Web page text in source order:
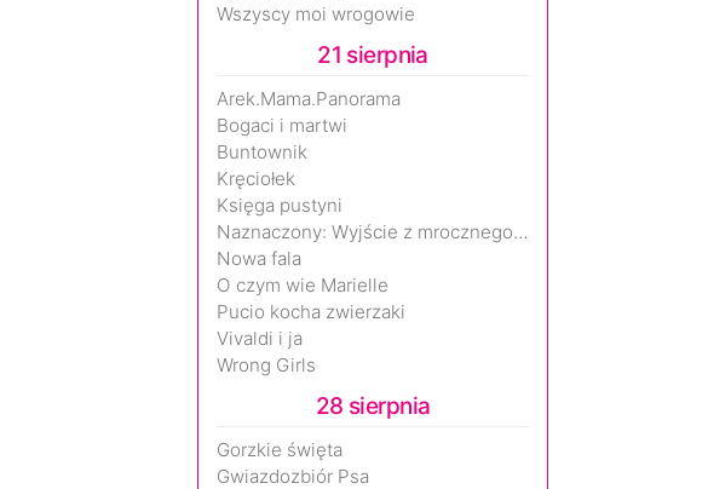
Wszyscy moi wrogowie
21 sierpnia
Arek.Mama.Panorama
Bogaci i martwi
Buntownik
Kręciołek
Księga pustyni
Naznaczony: Wyjście z mrocznego wymiaru
Nowa fala
O czym wie Marielle
Pucio kocha zwierzaki
Vivaldi i ja
Wrong Girls
28 sierpnia
Gorzkie święta
Gwiazdozbiór Psa